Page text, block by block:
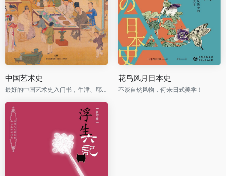
中国艺术史
最好的中国艺术史入门书，牛津、耶鲁、普林斯顿沿用40年之经典读本
花鸟风月日本史
不谈自然风物，何来日式美学！